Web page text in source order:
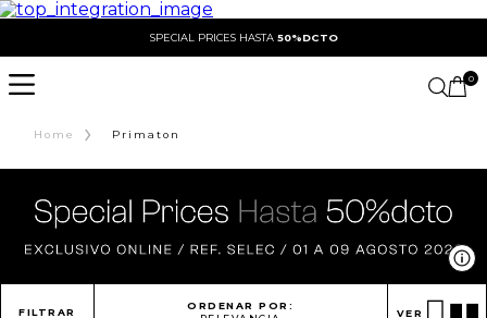
SPECIAL PRICES HASTA 50%DCTO
0
Home › Primaton
FILTRAR
ORDENAR POR:
VER